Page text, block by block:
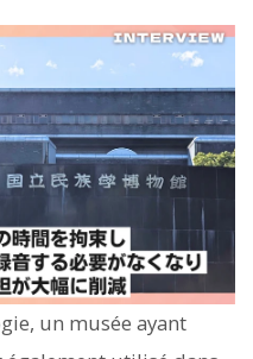
un musée ayant